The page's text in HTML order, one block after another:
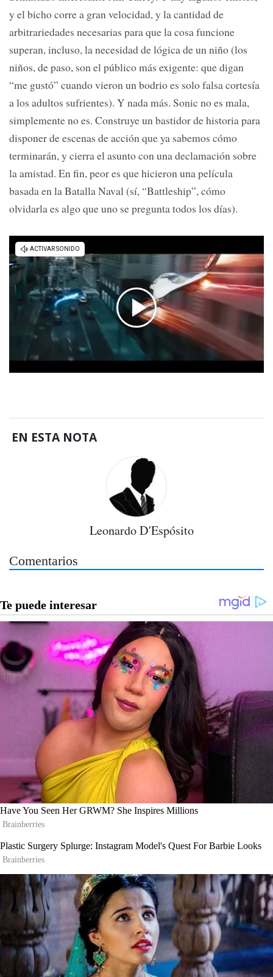
y el bicho corre a gran velocidad, y la cantidad de
arbitrariedades necesarias para que la cosa funcione
superan, incluso, la necesidad de lógica de un niño (los
niños, de paso, son el público más exigente: que digan
“me gustó” cuando vieron un bodrio es solo falsa cortesía
a los adultos sufrientes). Y nada más. Sonic no es mala,
simplemente no es. Construye un bastidor de historia para
disponer de escenas de acción que ya sabemos cómo
terminarán, y cierra el asunto con una declamación sobre
la amistad. En fin, peor es que hicieron una película
basada en la Batalla Naval (sí, “Battleship”, cómo
olvidarla es algo que uno se pregunta todos los días).
EN ESTA NOTA
Leonardo D'Espósito
Comentarios